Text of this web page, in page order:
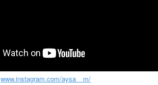
www.instagram.com/aysa__m/